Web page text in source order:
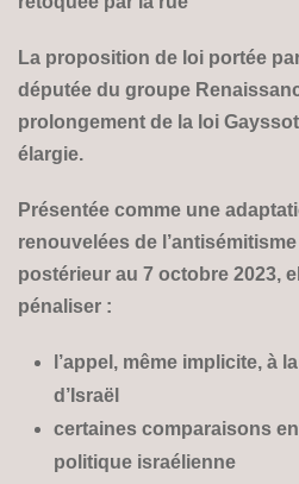
La proposition de loi portée
députée du groupe
prolongement de la loi
élargie.
Présentée comme une
renouvelées de
postérieur au 7 octobre 2023,
pénaliser :
l’appel, même implicite, à
d’Israël
certaines comparaisons
politique israélienne